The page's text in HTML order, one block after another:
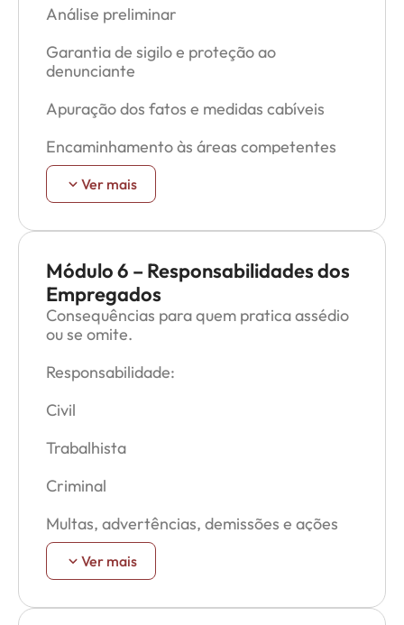
Análise preliminar
Garantia de sigilo e proteção ao
denunciante
Apuração dos fatos e medidas cabíveis
Encaminhamento às áreas competentes
Comunicação dos resultados
Ver mais
Módulo 6 – Responsabilidades dos
Empregados
Consequências para quem pratica assédio
ou se omite.
Responsabilidade:
Civil
Trabalhista
Criminal
Multas, advertências, demissões e ações
judiciais.
Como a LGPD protege os dados das
Ver mais